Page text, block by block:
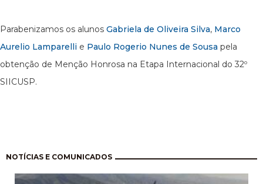
Parabenizamos os alunos Gabriela de Oliveira Silva, Marco
Aurelio Lamparelli e Paulo Rogerio Nunes de Sousa pela
obtenção de Menção Honrosa na Etapa Internacional do 32º
SIICUSP.
NOTÍCIAS E COMUNICADOS
Paginação